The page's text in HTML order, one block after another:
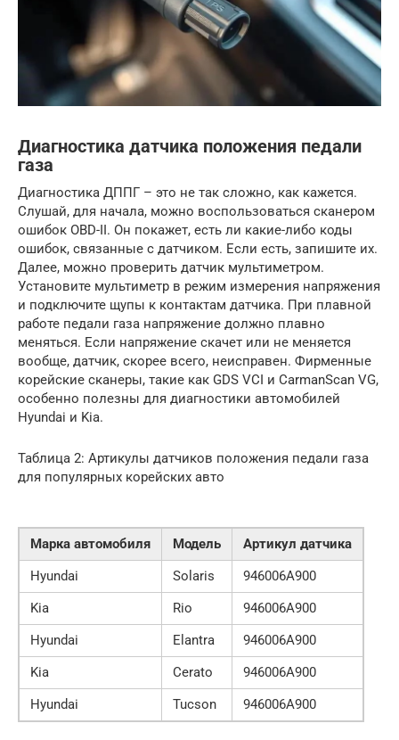
Диагностика датчика положения педали
газа
Диагностика ДППГ – это не так сложно, как кажется.
Слушай, для начала, можно воспользоваться сканером
ошибок OBD-II. Он покажет, есть ли какие-либо коды
ошибок, связанные с датчиком. Если есть, запишите их.
Далее, можно проверить датчик мультиметром.
Установите мультиметр в режим измерения напряжения
и подключите щупы к контактам датчика. При плавной
работе педали газа напряжение должно плавно
меняться. Если напряжение скачет или не меняется
вообще, датчик, скорее всего, неисправен. Фирменные
корейские сканеры, такие как GDS VCI и CarmanScan VG,
особенно полезны для диагностики автомобилей
Hyundai и Kia.
Таблица 2: Артикулы датчиков положения педали газа
для популярных корейских авто
Марка автомобиля Модель
Артикул датчика
Hyundai
Solaris
946006A900
Kia
Rio
946006A900
Hyundai
Elantra
946006A900
Kia
Cerato
946006A900
Hyundai
Tucson 946006A900